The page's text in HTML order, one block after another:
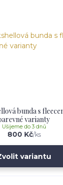
bunda s
varianty
800 Kč/ks
Ušijeme do 3 dnů
variantu